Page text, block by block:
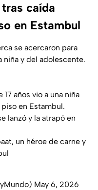
caída
en Estambul
se acercaron para
niña y del adolescente.
años vio a una niña
en Estambul.
lanzó y la atrapó en
un héroe de carne y
May 6, 2026